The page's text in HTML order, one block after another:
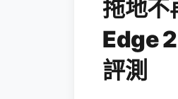
拖地不
Edge
評測